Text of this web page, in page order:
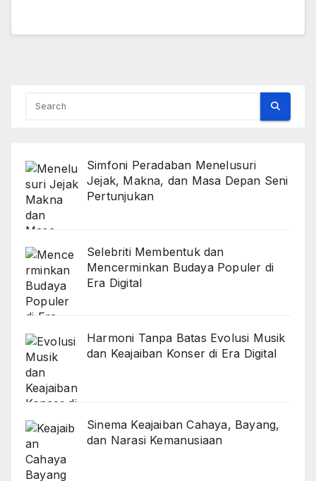
Simfoni Peradaban Menelusuri
Jejak, Makna, dan Masa Depan Seni
Pertunjukan
Selebriti Membentuk dan
Mencerminkan Budaya Populer di
Era Digital
Harmoni Tanpa Batas Evolusi Musik
dan Keajaiban Konser di Era Digital
Sinema Keajaiban Cahaya, Bayang,
dan Narasi Kemanusiaan